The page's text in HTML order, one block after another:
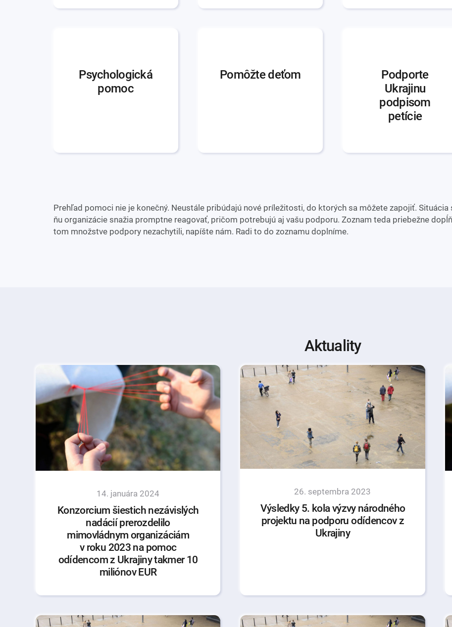
Psychologická
pomoc
Pomôžte deťom
Podporte
Ukrajinu
podpisom
petície
Prehľad pomoci nie je konečný. Neustále pribúdajú nové príležitosti, do ktorých sa môžete zapojiť. Situácia
ňu organizácie snažia promptne reagovať, pričom potrebujú aj vašu podporu. Zoznam teda priebežne
tom množstve podpory nezachytili, napíšte nám. Radi to do zoznamu doplníme.
Aktuality
14. januára 2024
Konzorcium šiestich nezávislých
nadácií prerozdelilo
mimovládnym organizáciám
v roku 2023 na pomoc
odídencom z Ukrajiny takmer 10
miliónov EUR
26. septembra 2023
Výsledky 5. kola výzvy národného
projektu na podporu odídencov z
Ukrajiny